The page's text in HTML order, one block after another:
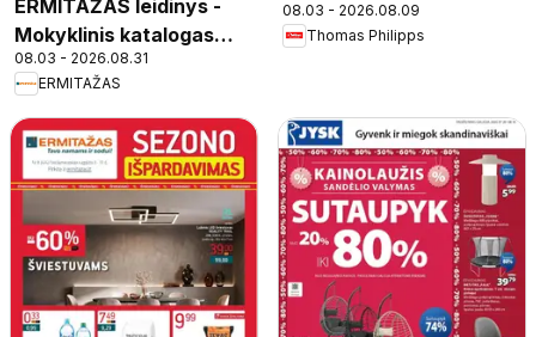
ERMITAŽAS leidinys -
Mokyklinis katalogas
2026
08.03 - 2026.08.31
ERMITAŽAS
08.03 - 2026.08.09
Thomas Philipps